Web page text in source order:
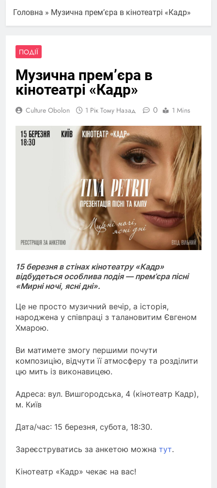
Головна » Музична прем’єра в кінотеатрі «Кадр»
ПОДІЇ
Музична прем’єра в
кінотеатрі «Кадр»
Culture Obolon 1 Рік Тому Назад 0 1 Mins
15 березня в стінах кінотеатру «Кадр»
відбудеться особлива подія — прем’єра пісні
«Мирні ночі, ясні дні».
Це не просто музичний вечір, а історія,
народжена у співпраці з талановитим Євгеном
Хмарою.
Ви матимете змогу першими почути
композицію, відчути її атмосферу та розділити
цю мить із виконавицею.
Адреса: вул. Вишгородська, 4 (кінотеатр Кадр),
м. Київ
Дата/час: 15 березня, субота, 18:30.
Зареєструватись за анкетою можна тут.
Кінотеатр «Кадр» чекає на вас!